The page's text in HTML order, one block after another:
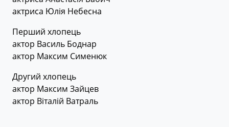
актриса Юлія Небесна
Перший хлопець
актор Василь Боднар
актор Максим Сименюк
Другий хлопець
актор Максим Зайцев
актор Віталій Ватраль